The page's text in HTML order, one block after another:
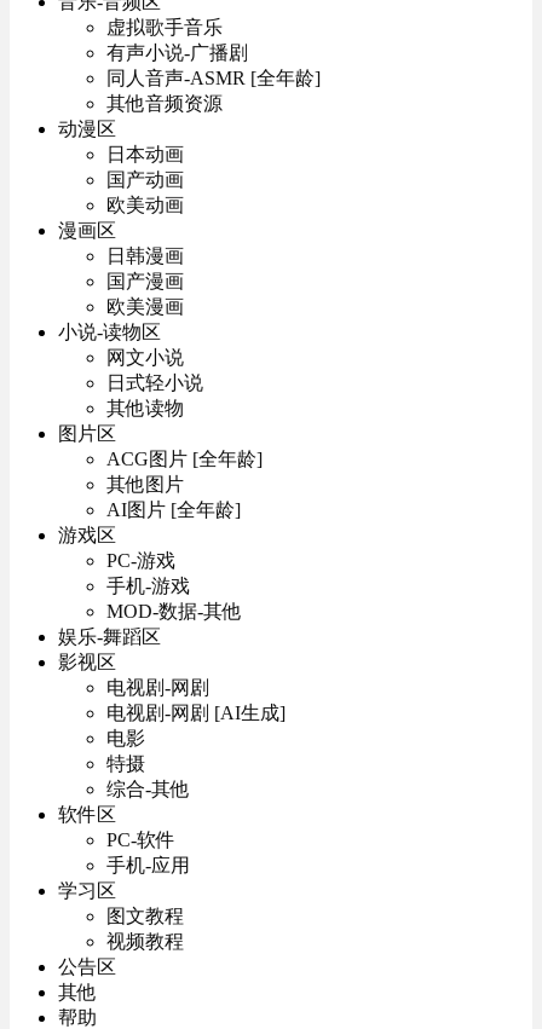
虚拟歌手音乐
有声小说-广播剧
同人音声-ASMR [全年龄]
其他音频资源
动漫区
日本动画
国产动画
欧美动画
漫画区
日韩漫画
国产漫画
欧美漫画
小说-读物区
网文小说
日式轻小说
其他读物
图片区
ACG图片 [全年龄]
其他图片
AI图片 [全年龄]
游戏区
PC-游戏
手机-游戏
MOD-数据-其他
娱乐-舞蹈区
影视区
电视剧-网剧
电视剧-网剧 [AI生成]
电影
特摄
综合-其他
软件区
PC-软件
手机-应用
学习区
图文教程
视频教程
公告区
其他
帮助